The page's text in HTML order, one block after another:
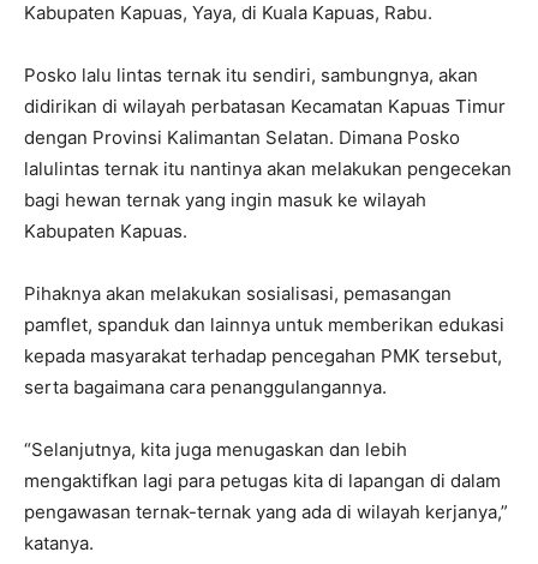
Kabupaten Kapuas, Yaya, di Kuala Kapuas, Rabu.
Posko lalu lintas ternak itu sendiri, sambungnya, akan
didirikan di wilayah perbatasan Kecamatan Kapuas Timur
dengan Provinsi Kalimantan Selatan. Dimana Posko
lalulintas ternak itu nantinya akan melakukan pengecekan
bagi hewan ternak yang ingin masuk ke wilayah
Kabupaten Kapuas.
Pihaknya akan melakukan sosialisasi, pemasangan
pamflet, spanduk dan lainnya untuk memberikan edukasi
kepada masyarakat terhadap pencegahan PMK tersebut,
serta bagaimana cara penanggulangannya.
“Selanjutnya, kita juga menugaskan dan lebih
mengaktifkan lagi para petugas kita di lapangan di dalam
pengawasan ternak-ternak yang ada di wilayah kerjanya,”
katanya.